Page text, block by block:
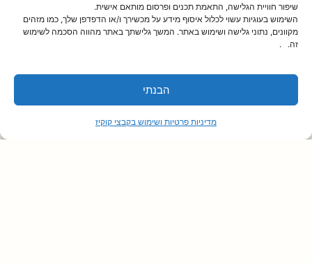
שיפור חוויית הגלישה, התאמת תכנים ופרסום מותאם אישית.
השימוש בעוגיות עשוי לכלול איסוף מידע על מכשירך ו/או הדפדפן שלך, כמו מזהים
מקוונים, נתוני גלישה ושימוש באתר. המשך גלישתך באתר מהווה הסכמה לשימוש
זה. .
הבנתי
מדיניות פרטיות ושימוש בקבצי קוקיז